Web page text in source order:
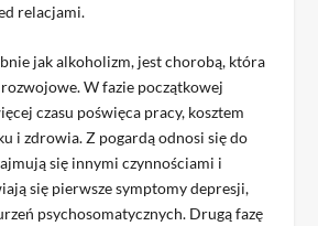
relacjami.
jak alkoholizm, jest chorobą, która
W fazie początkowej
czasu poświęca pracy, kosztem
i zdrowia. Z pogardą odnosi się do
się innymi czynnościami i
się pierwsze symptomy depresji,
psychosomatycznych. Drugą fazę